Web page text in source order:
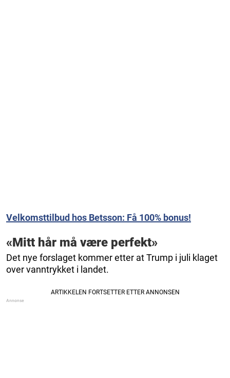
Velkomsttilbud hos Betsson: Få 100% bonus!
«Mitt hår må være perfekt»
Det nye forslaget kommer etter at Trump i juli klaget
over vanntrykket i landet.